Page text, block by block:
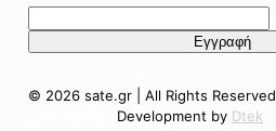
© 2026 sate.gr | All Rights Reserved
Development by Dtek